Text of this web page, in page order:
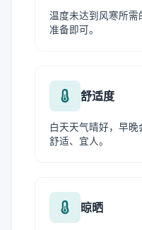
温度未达到风寒所需
准备即可。
舒适度
白天天气晴好，早
舒适、宜人。
晾晒